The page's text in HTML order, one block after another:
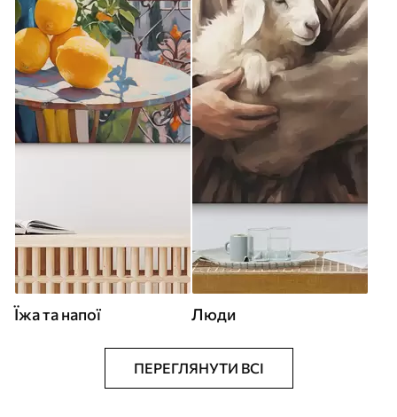
Їжа та напої Люди
ПЕРЕГЛЯНУТИ ВСІ